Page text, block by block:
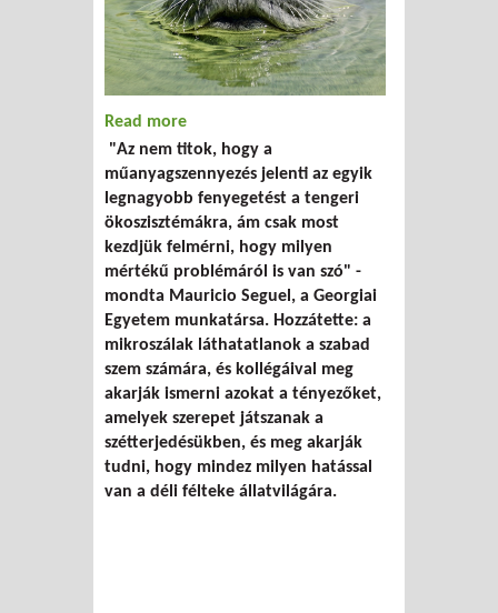
Read more
mikroszálakat vadon élő állatok
ürülékében amerikai kutatók
"Az nem titok, hogy a
műanyagszennyezés jelenti az egyik
legnagyobb fenyegetést a tengeri
ökoszisztémákra, ám csak most
kezdjük felmérni, hogy milyen
mértékű problémáról is van szó" -
mondta Mauricio Seguel, a Georgiai
Egyetem munkatársa. Hozzátette: a
mikroszálak láthatatlanok a szabad
szem számára, és kollégáival meg
akarják ismerni azokat a tényezőket,
amelyek szerepet játszanak a
szétterjedésükben, és meg akarják
tudni, hogy mindez milyen hatással
van a déli félteke állatvilágára.